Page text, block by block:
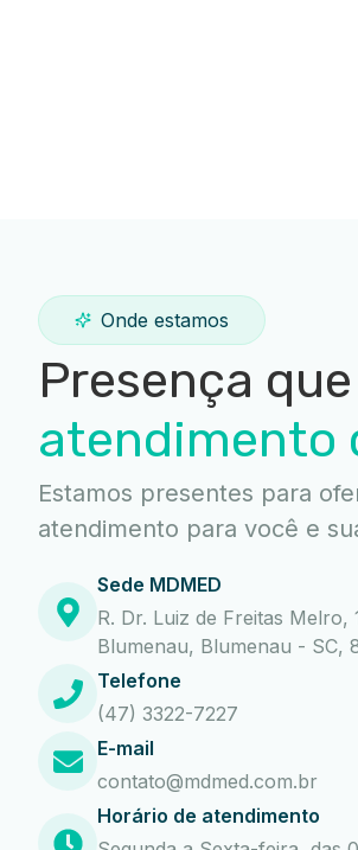
Onde estamos
Presença
atendimento
Estamos presentes para
atendimento para você e
Sede MDMED
R. Dr. Luiz de Freitas Melro,
Blumenau, Blumenau - SC,
Telefone
(47) 3322-7227
E-mail
contato@mdmed.com.br
Horário de atendimento